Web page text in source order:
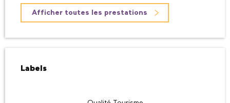
Afficher toutes les prestations
Labels
Labels